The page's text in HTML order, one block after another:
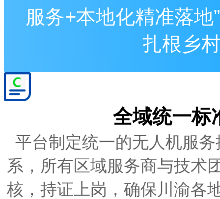
服务+本地化精准落地”
扎根乡
全域统一标
平台制定统一的无人机服
系，所有区域服务商与技术
核，持证上岗，确保川渝各